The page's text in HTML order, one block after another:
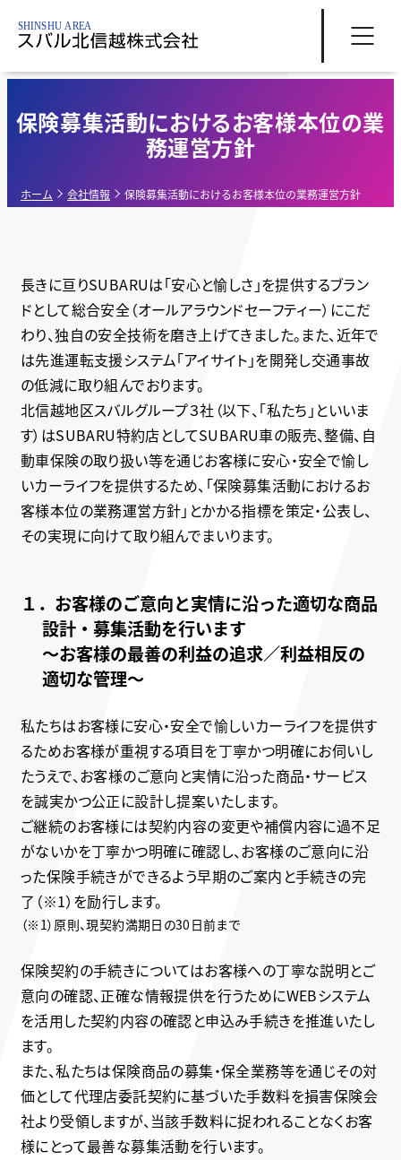
保険募集活動におけるお客様本位の業
務運営方針
ホーム 会社情報 保険募集活動におけるお客様本位の業務運営方針
長きに亘りSUBARUは「安心と愉しさ」を提供するブラン
ドとして総合安全（オールアラウンドセーフティー）にこだ
わり、独自の安全技術を磨き上げてきました。また、近年で
は先進運転支援システム「アイサイト」を開発し交通事故
の低減に取り組んでおります。
北信越地区スバルグループ３社（以下、「私たち」といいま
す）はSUBARU特約店としてSUBARU車の販売、整備、自
動車保険の取り扱い等を通じお客様に安心・安全で愉し
いカーライフを提供するため、「保険募集活動におけるお
客様本位の業務運営方針」とかかる指標を策定・公表し、
その実現に向けて取り組んでまいります。
１．お客様のご意向と実情に沿った適切な商品
設計・募集活動を行います
～お客様の最善の利益の追求／利益相反の
適切な管理～
私たちはお客様に安心・安全で愉しいカーライフを提供す
るためお客様が重視する項目を丁寧かつ明確にお伺いし
たうえで、お客様のご意向と実情に沿った商品・サービス
を誠実かつ公正に設計し提案いたします。
ご継続のお客様には契約内容の変更や補償内容に過不足
がないかを丁寧かつ明確に確認し、お客様のご意向に沿
った保険手続きができるよう早期のご案内と手続きの完
了（※1）を励行します。
（※1）原則、現契約満期日の30日前まで
保険契約の手続きについてはお客様への丁寧な説明とご
意向の確認、正確な情報提供を行うためにWEBシステム
を活用した契約内容の確認と申込み手続きを推進いたし
ます。
また、私たちは保険商品の募集・保全業務等を通じその対
価として代理店委託契約に基づいた手数料を損害保険会
社より受領しますが、当該手数料に捉われることなくお客
様にとって最善な募集活動を行います。